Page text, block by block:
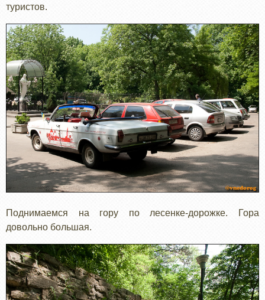
туристов.
Поднимаемся на гору по лесенке-дорожке. Гора
довольно большая.